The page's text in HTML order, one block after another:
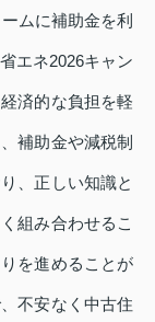
ムに補助金を利
エネ2026キャン
済的な負担を軽
補助金や減税制
、正しい知識と
組み合わせるこ
を進めることが
不安なく中古住